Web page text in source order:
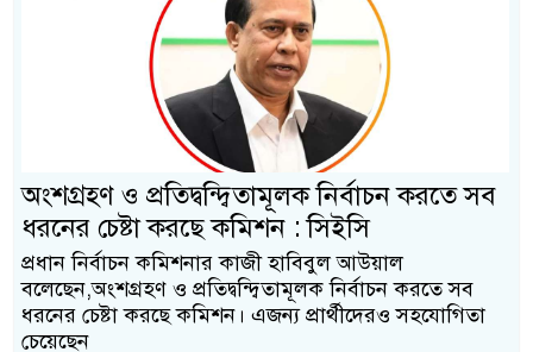
অংশগ্রহণ ও প্রতিদ্বন্দ্বিতামূলক নির্বাচন করতে সব
ধরনের চেষ্টা করছে কমিশন : সিইসি
প্রধান নির্বাচন কমিশনার কাজী হাবিবুল আউয়াল
বলেছেন,অংশগ্রহণ ও প্রতিদ্বন্দ্বিতামূলক নির্বাচন করতে সব
ধরনের চেষ্টা করছে কমিশন। এজন্য প্রার্থীদেরও সহযোগিতা
চেয়েছেন